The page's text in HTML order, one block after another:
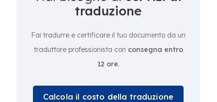
traduzione
Fai tradurre e certificare il tuo documento da un
traduttore professionista con consegna entro
12 ore.
Calcola il costo della traduzione